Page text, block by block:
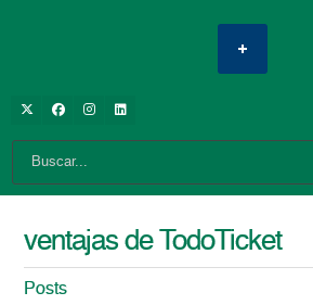
ventajas de TodoTicket
Posts